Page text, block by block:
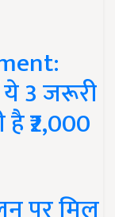
3 जरूरी
₹2,000